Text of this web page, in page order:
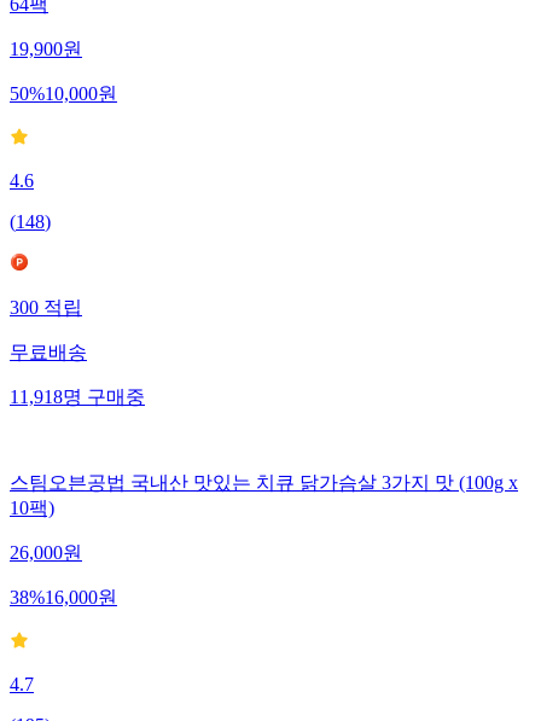
64팩
19,900원
50%10,000원
4.6
(148)
300적립
무료배송
11,918명구매중
스팀오븐공법 국내산 맛있는 치큐 닭가슴살 3가지 맛 (100g x
10팩)
26,000원
38%16,000원
4.7